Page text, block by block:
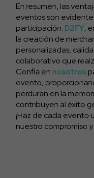
En resumen, las
eventos son
participación. D2FY,
la creación de
personalizadas,
colaborativo que
Confía en nosotros
evento,
perduran en la
contribuyen al éxito
¡Haz de cada evento
nuestro compromiso